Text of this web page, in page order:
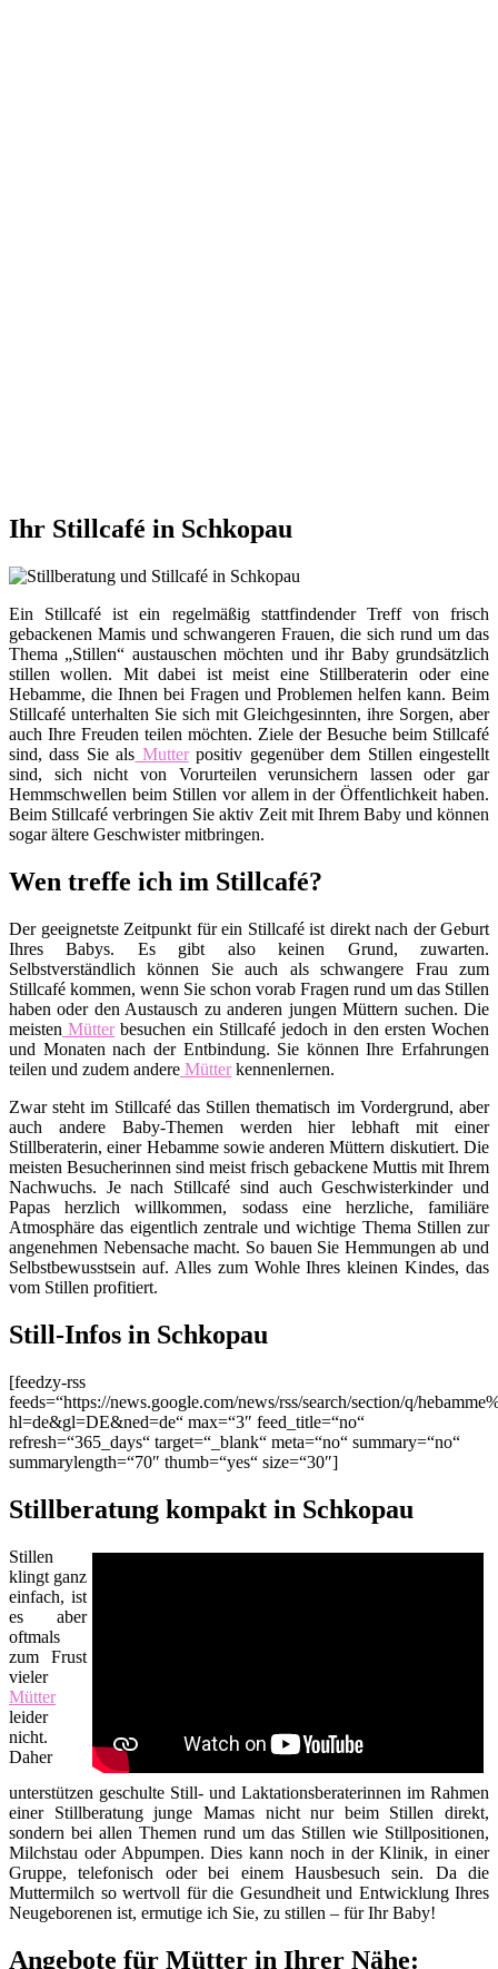
Ihr Stillcafé in Schkopau
Ein Stillcafé ist ein regelmäßig stattfindender Treff von frisch
gebackenen Mamis und schwangeren Frauen, die sich rund um das
Thema „Stillen“ austauschen möchten und ihr Baby grundsätzlich
stillen wollen. Mit dabei ist meist eine Stillberaterin oder eine
Hebamme, die Ihnen bei Fragen und Problemen helfen kann. Beim
Stillcafé unterhalten Sie sich mit Gleichgesinnten, ihre Sorgen, aber
auch Ihre Freuden teilen möchten. Ziele der Besuche beim Stillcafé
sind, dass Sie als Mutterpositiv gegenüber dem Stillen eingestellt
sind, sich nicht von Vorurteilen verunsichern lassen oder gar
Hemmschwellen beim Stillen vor allem in der Öffentlichkeit haben.
Beim Stillcafé verbringen Sie aktiv Zeit mit Ihrem Baby und können
sogar ältere Geschwister mitbringen.
Wen treffe ich im Stillcafé?
Der geeignetste Zeitpunkt für ein Stillcafé ist direkt nach der Geburt
Ihres Babys. Es gibt also keinen Grund, zuwarten.
Selbstverständlich können Sie auch als schwangere Frau zum
Stillcafé kommen, wenn Sie schon vorab Fragen rund um das Stillen
haben oder den Austausch zu anderen jungen Müttern suchen. Die
meisten Mütterbesuchen ein Stillcafé jedoch in den ersten Wochen
und Monaten nach der Entbindung. Sie können Ihre Erfahrungen
teilen und zudem andere Mütterkennenlernen.
Zwar steht im Stillcafé das Stillen thematisch im Vordergrund, aber
auch andere Baby-Themen werden hier lebhaft mit einer
Stillberaterin, einer Hebamme sowie anderen Müttern diskutiert. Die
meisten Besucherinnen sind meist frisch gebackene Muttis mit Ihrem
Nachwuchs. Je nach Stillcafé sind auch Geschwisterkinder und
Papas herzlich willkommen, sodass eine herzliche, familiäre
Atmosphäre das eigentlich zentrale und wichtige Thema Stillen zur
angenehmen Nebensache macht. So bauen Sie Hemmungen ab und
Selbstbewusstsein auf. Alles zum Wohle Ihres kleinen Kindes, das
vom Stillen profitiert.
Still-Infos in Schkopau
[feedzy-rss
feeds=“https://news.google.com/news/rss/search/section/q/
hl=de&gl=DE&ned=de“ max=“3″ feed_title=“no“
refresh=“365_days“ target=“_blank“ meta=“no“ summary=“no“
summarylength=“70″ thumb=“yes“ size=“30″]
Stillberatung kompakt in Schkopau
Stillen
klingt ganz
einfach, ist
es aber
oftmals
zum Frust
vieler
Mütter
leider
nicht.
Daher
unterstützen geschulte Still- und Laktationsberaterinnen im Rahmen
einer Stillberatung junge Mamas nicht nur beim Stillen direkt,
sondern bei allen Themen rund um das Stillen wie Stillpositionen,
Milchstau oder Abpumpen. Dies kann noch in der Klinik, in einer
Gruppe, telefonisch oder bei einem Hausbesuch sein. Da die
Muttermilch so wertvoll für die Gesundheit und Entwicklung Ihres
Neugeborenen ist, ermutige ich Sie, zu stillen – für Ihr Baby!
Angebote für Mütter in Ihrer Nähe: